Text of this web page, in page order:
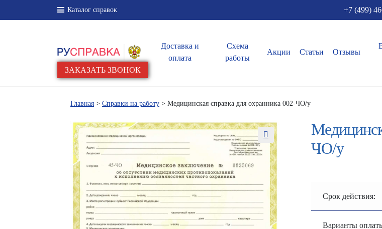
Каталог справок +7 (499)
Доставка и
оплата
Схема
работы
Акции Статьи Отзывы
ЗАКАЗАТЬ ЗВОНОК
Главная >Справки на работу > Медицинская справка для охранника 002-ЧО/у
ЧО/у
Срок действия:
Варианты